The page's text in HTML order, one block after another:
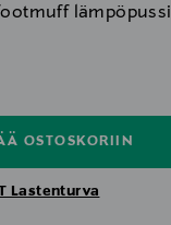
lämpöpussi
OSTOSKORIIN
Lastenturva